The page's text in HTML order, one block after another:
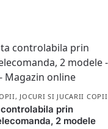
, JOCURI SI JUCARII COPII
prin
2 modele